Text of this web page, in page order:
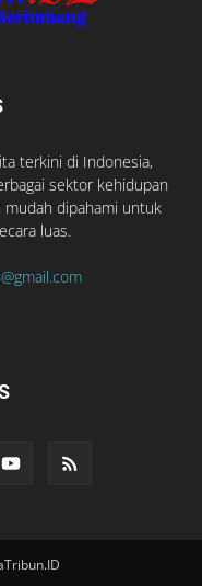
terkini di Indonesia,
sektor kehidupan
mudah dipahami untuk
luas.